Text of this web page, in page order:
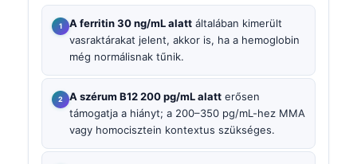
A ferritin 30 ng/mL alatt általában kimerült
vasraktárakat jelent, akkor is, ha a hemoglobin
még normálisnak tűnik.
A szérum B12 200 pg/mL alatt erősen
támogatja a hiányt; a 200–350 pg/mL-hez MMA
vagy homocisztein kontextus szükséges.